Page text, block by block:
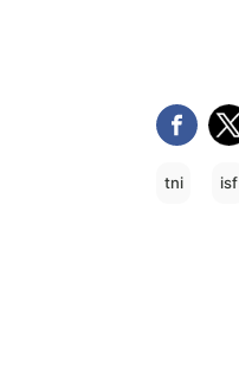
tni isf